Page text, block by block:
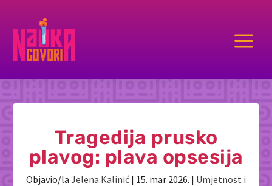
a
Tragedija prusko
plavog: plava opsesija
Objavio/la Jelena Kalinić | 15. mar 2026. | Umjetnost i